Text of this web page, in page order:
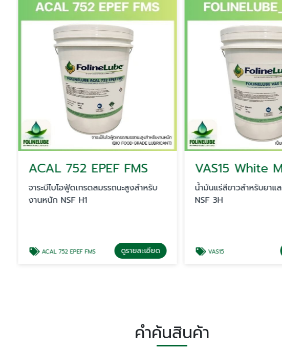
ACAL 752 EPEF FMS
จาระบีไบโอฟู้ดเกรดสมรรถนะสูงสำหรับ
งานหนัก NSF H1
ACAL 752 EPEF FMS ดูรายละเอียด
น้ำมันแร่สีขาวสำหรับยาแล
NSF 3H
VAS15
คำค้นสินค้า